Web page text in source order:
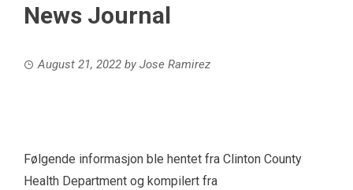
News Journal
August 21, 2022 by Jose Ramirez
Følgende informasjon ble hentet fra Clinton County
Health Department og kompilert fra